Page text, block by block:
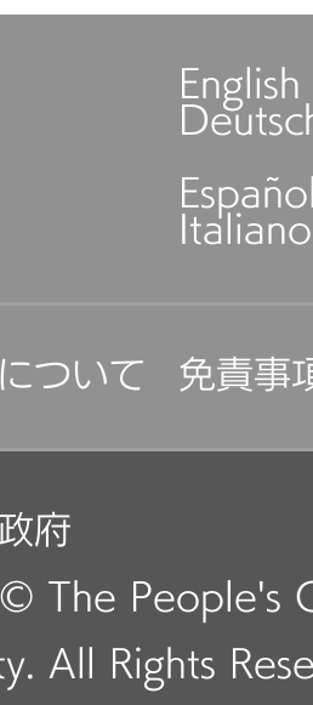
English
Italiano
ついて 免責事
府
The People's
All Rights